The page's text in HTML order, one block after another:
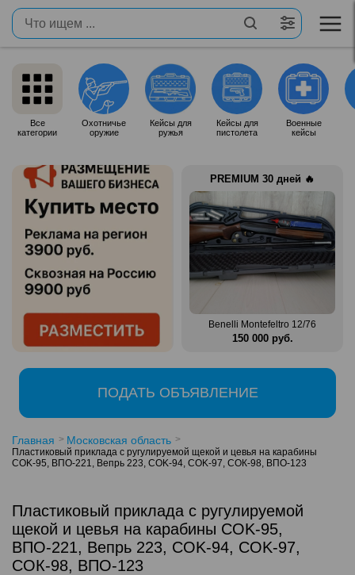
Все
категории
Охотничье
оружие
Кейсы для
ружья
Кейсы для
пистолета
Военные
кейсы
PREMIUM 30 дней 🔥
Продам итальянское ружье
Silma M70
80 000 руб.
Benelli Montefeltro 12/76
150 000 руб.
ПОДАТЬ ОБЪЯВЛЕНИЕ
Главная Московская область
Пластиковый приклада с ругулируемой щекой и цевья на карабины
СOK-95, ВПО-221, Вепрь 223, СOK-94, СOK-97, СОК-98, ВПО-123
Пластиковый приклада с ругулируемой
щекой и цевья на карабины СOK-95,
ВПО-221, Вепрь 223, СOK-94, СOK-97,
СОК-98, ВПО-123